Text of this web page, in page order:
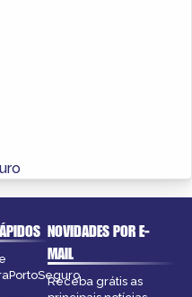
NOVIDADES POR E-
MAIL
Receba grátis as